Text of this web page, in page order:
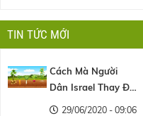
TIN TỨC MỚI
Cách Mà Người
Dân Israel Thay Đổi
Nền Nông Nghiệp
29/06/2020 - 09:06